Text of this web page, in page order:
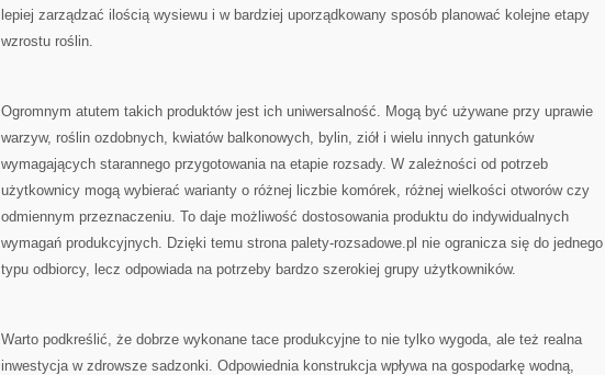
lepiej zarządzać ilością wysiewu i w bardziej uporządkowany sposób planować kolejne etapy
wzrostu roślin.
Ogromnym atutem takich produktów jest ich uniwersalność. Mogą być używane przy uprawie
warzyw, roślin ozdobnych, kwiatów balkonowych, bylin, ziół i wielu innych gatunków
wymagających starannego przygotowania na etapie rozsady. W zależności od potrzeb
użytkownicy mogą wybierać warianty o różnej liczbie komórek, różnej wielkości otworów czy
odmiennym przeznaczeniu. To daje możliwość dostosowania produktu do indywidualnych
wymagań produkcyjnych. Dzięki temu strona palety-rozsadowe.pl nie ogranicza się do jednego
typu odbiorcy, lecz odpowiada na potrzeby bardzo szerokiej grupy użytkowników.
Warto podkreślić, że dobrze wykonane tace produkcyjne to nie tylko wygoda, ale też realna
inwestycja w zdrowsze sadzonki. Odpowiednia konstrukcja wpływa na gospodarkę wodną,